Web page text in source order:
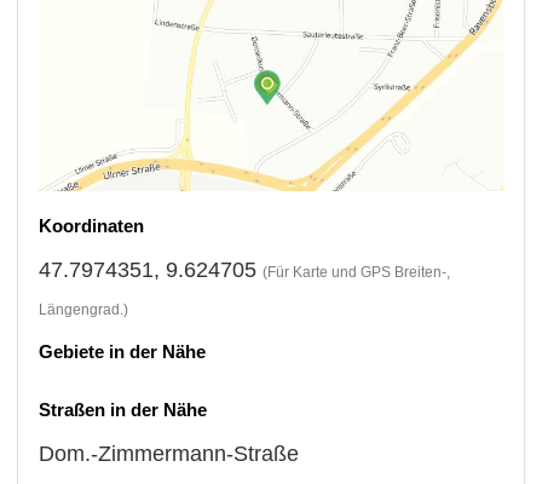
Koordinaten
47.7974351, 9.624705 (Für Karte und GPS Breiten-,
Längengrad.)
Gebiete in der Nähe
Straßen in der Nähe
Dom.-Zimmermann-Straße